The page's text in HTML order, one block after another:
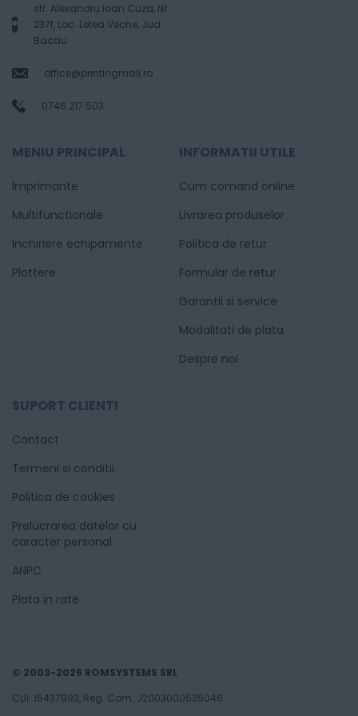
str. Alexandru Ioan Cuza, Nr.
237f, Loc. Letea Veche, Jud.
Bacau
office@printingmall.ro
0746.217.503
MENIU PRINCIPAL
Imprimante
Multifunctionale
Inchiriere echipamente
Plottere
INFORMATII UTILE
Cum comand online
Livrarea produselor
Politica de retur
Formular de retur
Garantii si service
Modalitati de plata
Despre noi
SUPORT CLIENTI
Contact
Termeni si conditii
Politica de cookies
Prelucrarea datelor cu
caracter personal
ANPC
Plata in rate
© 2003-2026 ROMSYSTEMS SRL
CUI: 15437993, Reg. Com. J2003000535046